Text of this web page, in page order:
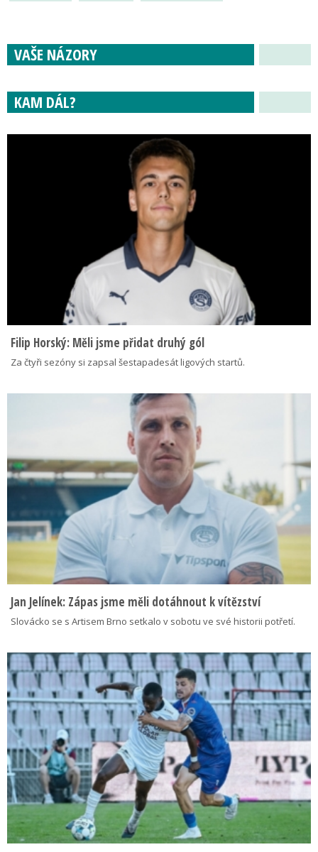
VAŠE NÁZORY
KAM DÁL?
Filip Horský: Měli jsme přidat druhý gól
Za čtyři sezóny si zapsal šestapadesát ligových startů.
Jan Jelínek: Zápas jsme měli dotáhnout k vítězství
Slovácko se s Artisem Brno setkalo v sobotu ve své historii potřetí.